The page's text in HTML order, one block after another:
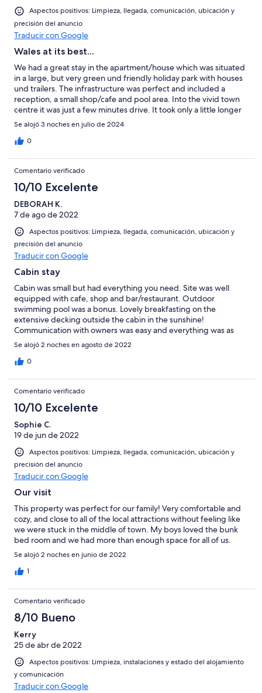
Aspectos positivos: Limpieza, llegada, comunicación, ubicación y
precisión del anuncio
Traducir con Google
Wales at its best...
We had a great stay in the apartment/house which was situated
in a large, but very green und friendly holiday park with houses
und trailers. The infrastructure was perfect and included a
reception, a small shop/cafe and pool area. Into the vivid town
centre it was just a few minutes drive. It took only a little longer
to reach the beautiful coastline, Anglesey and the Snowdonia
national park. The apartment itself was relatively small, but for
four just ok and the kitchen well equipped. When the sun came
apartment. The contact with the host was very fast and always
friendly/helpful. Thank you!
Se alojó 3 noches en julio de 2024
0
Comentario verificado
10/10 Excelente
DEBORAH K.
7 de ago de 2022
Aspectos positivos: Limpieza, llegada, comunicación, ubicación y
precisión del anuncio
Traducir con Google
Cabin stay
Cabin was small but had everything you need. Site was well
equipped with cafe, shop and bar/restaurant. Outdoor
swimming pool was a bonus. Lovely breakfasting on the
extensive decking outside the cabin in the sunshine!
Communication with owners was easy and everything was as
described. Lovely to have complimentary tea, coffee,
condiments and other household items.
Se alojó 2 noches en agosto de 2022
0
Comentario verificado
10/10 Excelente
Sophie C.
19 de jun de 2022
Aspectos positivos: Limpieza, llegada, comunicación, ubicación y
precisión del anuncio
Traducir con Google
Our visit
This property was perfect for our family! Very comfortable and
cozy, and close to all of the local attractions without feeling like
we were stuck in the middle of town. My boys loved the bunk
bed room and we had more than enough space for all of us.
Se alojó 2 noches en junio de 2022
1
Comentario verificado
8/10 Bueno
Kerry
25 de abr de 2022
Aspectos positivos: Limpieza, instalaciones y estado del alojamiento
y comunicación
Traducir con Google